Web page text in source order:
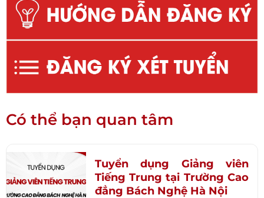
Có thể bạn quan tâm
Tuyển dụng Giảng viên
Tiếng Trung tại Trường Cao
đẳng Bách Nghệ Hà Nội